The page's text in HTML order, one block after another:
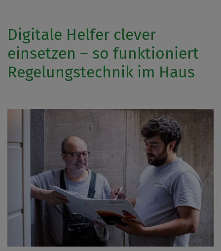
Digitale Helfer clever
einsetzen – so funktioniert
Regelungstechnik im Haus